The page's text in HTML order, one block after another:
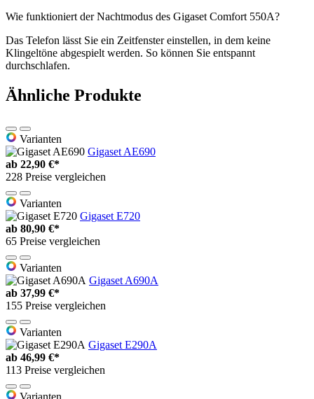
Wie funktioniert der Nachtmodus des Gigaset Comfort 550A?
Das Telefon lässt Sie ein Zeitfenster einstellen, in dem keine
Klingeltöne abgespielt werden. So können Sie entspannt
durchschlafen.
Ähnliche Produkte
Varianten
Gigaset AE690
ab 22,90 €*
228 Preise vergleichen
Varianten
Gigaset E720
ab 80,90 €*
65 Preise vergleichen
Varianten
Gigaset A690A
ab 37,99 €*
155 Preise vergleichen
Varianten
Gigaset E290A
ab 46,99 €*
113 Preise vergleichen